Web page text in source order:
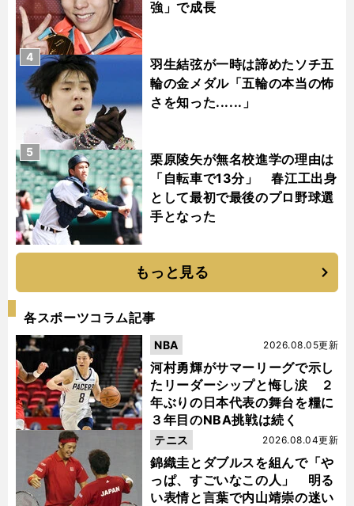
強」で成長
羽生結弦が一時は諦めたソチ五
輪の金メダル「五輪の本当の怖
さを知った......」
4
栗原陵矢が無名校進学の理由は
「自転車で13分」 春江工出身
として最初で最後のプロ野球選
手となった
5
もっと見る
各スポーツコラム記事
河村勇輝がサマーリーグで示し
たリーダーシップと悔し涙 ２
年ぶりの日本代表の舞台を糧に
３年目のNBA挑戦は続く
2026.08.05更新
NBA
錦織圭とダブルスを組んで「や
っぱ、すごいなこの人」 明る
い表情と言葉で内山靖崇の迷い
2026.08.04更新
テニス